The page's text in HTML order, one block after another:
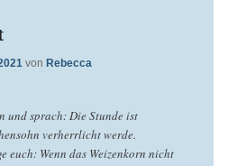
von Rebecca
und sprach: Die Stunde ist
verherrlicht werde.
euch: Wenn das Weizenkorn nicht